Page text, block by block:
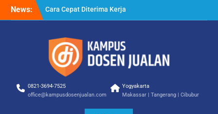
News:
Cara Cepat Diterima Kerja
– Tips Praktis yang Bisa
Cara Biar Dapat Pekerjaan
– Panduan Lengkap untuk
Pencari Kerja
Cara Dapat Pekerjaan –
Memperbesar Peluang
0821-3694-7525
office@kampusdosenjualan.com
Yogyakarta
Makassar | Tangerang | Cibubur